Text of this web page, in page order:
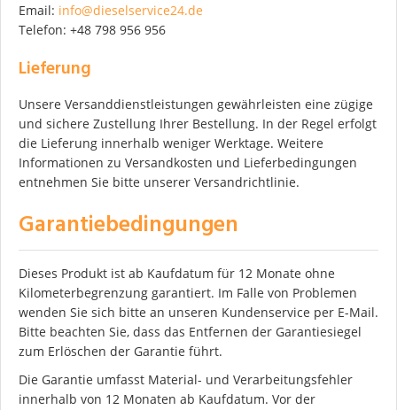
Email: info@dieselservice24.de
Telefon: +48 798 956 956
Lieferung
Unsere Versanddienstleistungen gewährleisten eine zügige
und sichere Zustellung Ihrer Bestellung. In der Regel erfolgt
die Lieferung innerhalb weniger Werktage. Weitere
Informationen zu Versandkosten und Lieferbedingungen
entnehmen Sie bitte unserer Versandrichtlinie.
Garantiebedingungen
Dieses Produkt ist ab Kaufdatum für 12 Monate ohne
Kilometerbegrenzung garantiert. Im Falle von Problemen
wenden Sie sich bitte an unseren Kundenservice per E-Mail.
Bitte beachten Sie, dass das Entfernen der Garantiesiegel
zum Erlöschen der Garantie führt.
Die Garantie umfasst Material- und Verarbeitungsfehler
innerhalb von 12 Monaten ab Kaufdatum. Vor der